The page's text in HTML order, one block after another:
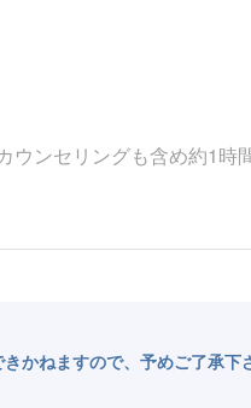
ウンセリングも含め約1時
かねますので、予めご了承下